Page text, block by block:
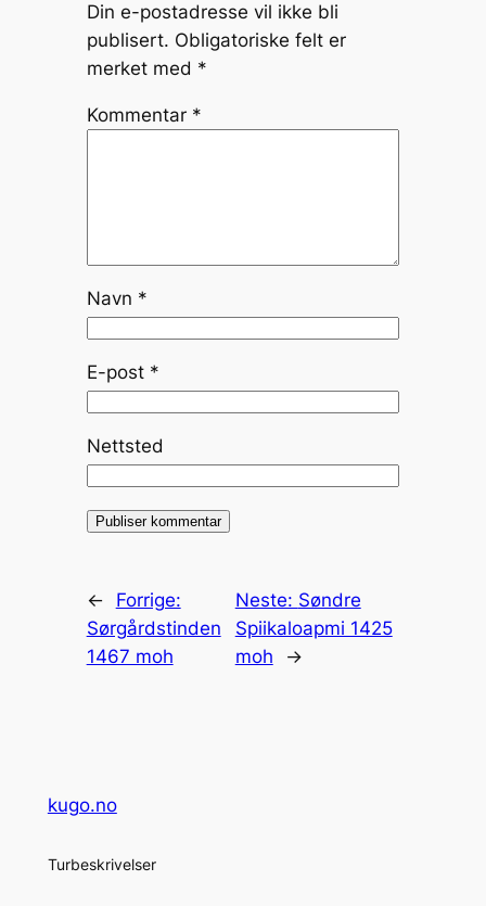
Din e-postadresse vil ikke bli
publisert. Obligatoriske felt er
merket med *
Kommentar *
Navn *
E-post *
Nettsted
←
Forrige:
Sørgårdstinden
1467 moh
Neste: Søndre
Spiikaloapmi 1425
moh
→
kugo.no
Turbeskrivelser